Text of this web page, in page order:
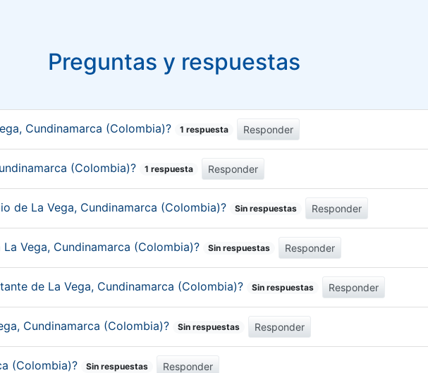
Preguntas y respuestas
Cundinamarca (Colombia)? 1 respuesta Responder
(Colombia)? 1 respuesta Responder
de La Vega, Cundinamarca (Colombia)? Sin respuestas Responder
Vega, Cundinamarca (Colombia)? Sin respuestas Responder
de La Vega, Cundinamarca (Colombia)? Sin respuestas Responder
Cundinamarca (Colombia)? Sin respuestas Responder
(Colombia)? Sin respuestas Responder